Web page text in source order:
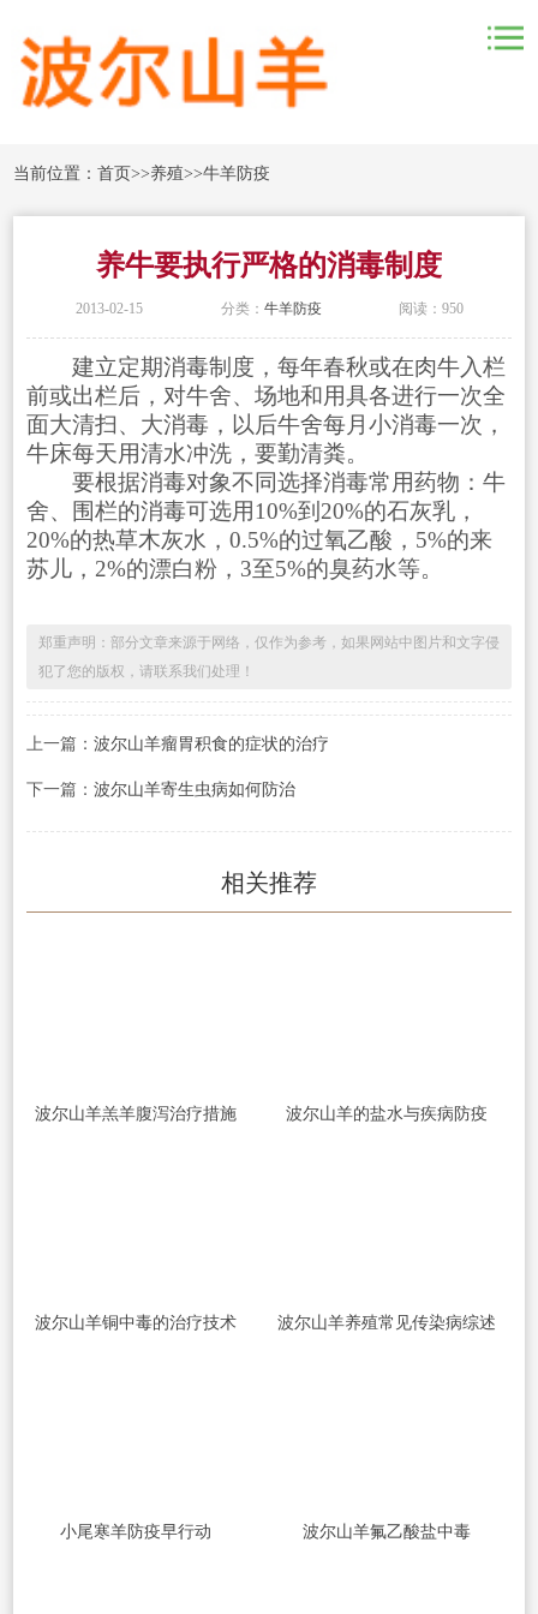
当前位置：首页>>养殖>>牛羊防疫
养牛要执行严格的消毒制度
2013-02-15 分类： 牛羊防疫 阅读：950
建立定期消毒制度，每年春秋或在肉牛入栏
前或出栏后，对牛舍、场地和用具各进行一次全
面大清扫、大消毒，以后牛舍每月小消毒一次，
牛床每天用清水冲洗，要勤清粪。
要根据消毒对象不同选择消毒常用药物：牛
舍、围栏的消毒可选用10%到20%的石灰乳，
20%的热草木灰水，0.5%的过氧乙酸，5%的来
苏儿，2%的漂白粉，3至5%的臭药水等。
郑重声明：部分文章来源于网络，仅作为参考，如果网站中图片和文字侵
犯了您的版权，请联系我们处理！
上一篇： 波尔山羊瘤胃积食的症状的治疗
下一篇： 波尔山羊寄生虫病如何防治
相关推荐
波尔山羊羔羊腹泻治疗措施 波尔山羊的盐水与疾病防疫
波尔山羊铜中毒的治疗技术 波尔山羊养殖常见传染病综述
小尾寒羊防疫早行动 波尔山羊氟乙酸盐中毒